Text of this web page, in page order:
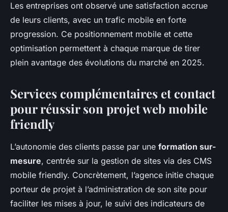
Les entreprises ont observé une satisfaction accrue
de leurs clients, avec un trafic mobile en forte
progression. Ce positionnement mobile et cette
optimisation permettent à chaque marque de tirer
plein avantage des évolutions du marché en 2025.
Services complémentaires et contact
pour réussir son projet web mobile
friendly
L’autonomie des clients passe par une formation sur-
mesure, centrée sur la gestion de sites via des CMS
mobile friendly. Concrètement, l’agence initie chaque
porteur de projet à l’administration de son site pour
faciliter les mises à jour, le suivi des indicateurs de